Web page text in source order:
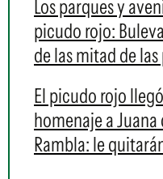
Los parques y
picudo rojo:
de las mitad de
El picudo rojo
homenaje a
Rambla: le